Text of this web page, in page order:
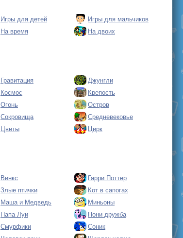
Игры для детей
Игры для мальчиков
На время
На двоих
Гравитация
Джунгли
Космос
Крепость
Огонь
Остров
Сокровища
Средневековье
Цветы
Цирк
Винкс
Гарри Поттер
Злые птички
Кот в сапогах
Маша и Медведь
Миньоны
Папа Луи
Пони дружба
Смурфики
Соник